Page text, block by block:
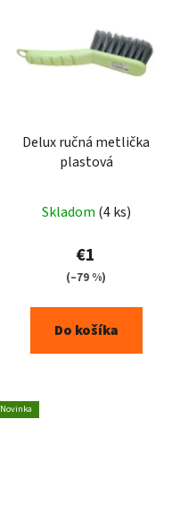
Delux ručná metlička
plastová
Skladom (4 ks)
€1
(–79 %)
Do košíka
Novinka